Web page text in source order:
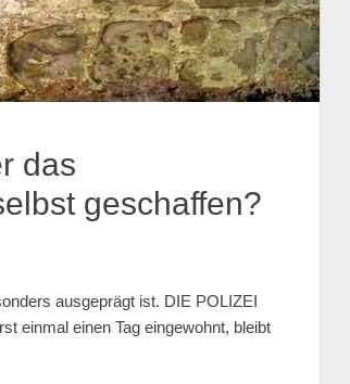
das
geschaffen?
ausgeprägt ist. DIE POLIZEI
einmal einen Tag eingewohnt, bleibt